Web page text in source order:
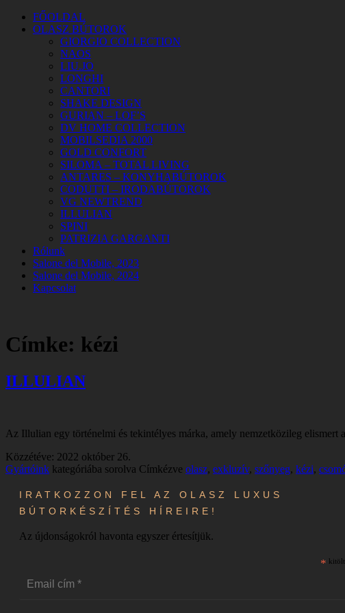
FŐOLDAL
OLASZ BÚTOROK
GIORGIO COLLECTION
NAOS
LIU.JO
LONGHI
CANTORI
SHAKE DESIGN
GURIAN – LOF’S
DV HOME COLLECTION
MOBILSEDIA 2000
GOLD CONFORT
SILOMA – TOTAL LIVING
ANTARES – KONYHABÚTOROK
CODUTTI – IRODABÚTOROK
VG NEWTREND
ILLULIAN
SPINI
PATRIZIA GARGANTI
Rólunk
Salone del Mobile, 2023
Salone del Mobile, 2024
Kapcsolat
Címke: kézi
ILLULIAN
Az Illulian egy történelmi és tekintélyes márka, amely nemzetközileg elismert
Közzétéve: 2022 október 26.
Gyártóink kategóriába sorolva Címkézve olasz, exkluzív, szőnyeg, kézi,
IRATKOZZON FEL AZ OLASZ LUXUS
BÚTORKÉSZÍTÉS HÍREIRE!
Az újdonságokról havonta egyszer értesítjük.
*